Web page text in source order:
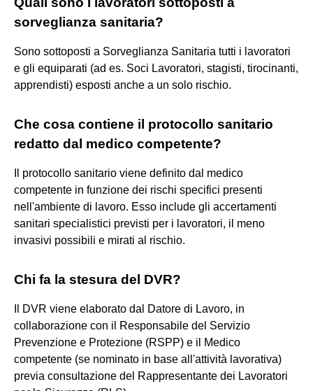
sorveglianza sanitaria?
Sono sottoposti a Sorveglianza Sanitaria tutti i lavoratori
e gli equiparati (ad es. Soci Lavoratori, stagisti, tirocinanti,
apprendisti) esposti anche a un solo rischio.
Che cosa contiene il protocollo sanitario
redatto dal medico competente?
Il protocollo sanitario viene definito dal medico
competente in funzione dei rischi specifici presenti
nell'ambiente di lavoro. Esso include gli accertamenti
sanitari specialistici previsti per i lavoratori, il meno
invasivi possibili e mirati al rischio.
Chi fa la stesura del DVR?
Il DVR viene elaborato dal Datore di Lavoro, in
collaborazione con il Responsabile del Servizio
Prevenzione e Protezione (RSPP) e il Medico
competente (se nominato in base all'attività lavorativa)
previa consultazione del Rappresentante dei Lavoratori